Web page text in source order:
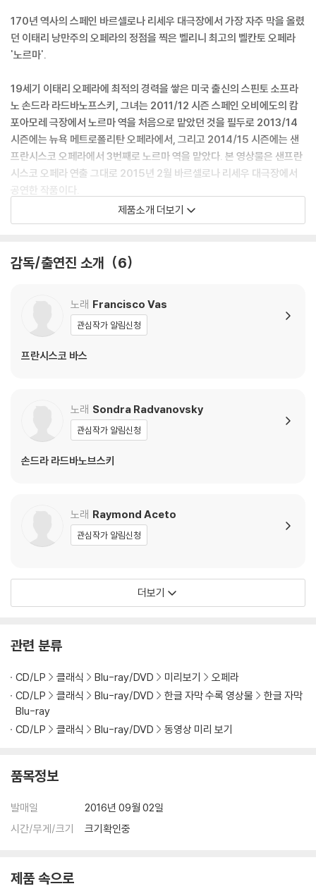
170년 역사의 스페인 바르셀로나 리세우 대극장에서 가장 자주 막을 올렸
던 이태리 낭만주의 오페라의 정점을 찍은 벨리니 최고의 벨칸토 오페라
'노르마'.
19세기 이태리 오페라에 최적의 경력을 쌓은 미국 출신의 스핀토 소프라
노 손드라 라드바노프스키, 그녀는 2011/12 시즌 스페인 오비에도의 캄
포아모레 극장에서 노르마 역을 처음으로 맡았던 것을 필두로 2013/14
시즌에는 뉴욕 메트로폴리탄 오페라에서, 그리고 2014/15 시즌에는 샌
프란시스코 오페라에서 3번째로 노르마 역을 맡았다. 본 영상물은 샌프란
시스코 오페라 연출 그대로 2015년 2월 바르셀로나 리세우 대극장에서
공연한 작품이다.
그래미상 후보에 오르기도 했고 2010년 아이리쉬타임즈의 연출가상을
편 이상을 초연했던 뉴베리의 신선한 시각은, 오페라 노르마가 가지는 대
제사 의식에 더욱 비중을 두고 있다.
이드인들이 로마의 지배에서 벗어나고자 하는 역사적 배경에서 드루이드
대화시키면서 노르마의 아리아 "정결한 여신(Casta Diva)"를 더욱 돋
보이게 하는 장치이다.
손드라 라드바노프스키의 노르마는 오페라사에 가히 전설적인 캐스팅으
DVD/ Blu-ray 구매시 참고 사항 안내드립니다.
※ 4K블루레이, 3D 블루레이 재생 관련 안내
이어를 사용하셔야 합니다. 더불어 플레이어 소프트웨어 최신 버전의 업데
이트, 대용량 케이블 사용이 필수입니다.
1) 제작/배송 과정에서 경미한 아웃케이스 주름, 모서리 눌림 및 갈라짐이
발생할 수 있습니다. 반품을 원하실 경우 미개봉 상태로 문의 부탁드립니
다.
2) 스틸북 케이스 제작 과정에서 기포 혹은 경미한 인쇄 오류가 발생할 수
름 손상에 의한 교환/반품은 불가합니다.
에 의한 교환/반품은 불가합니다.
5) 아웃케이스/구성품/포장 상태 불량에 의한 교환/반품 신청시 불량 확
제품소개 더보기
감독/출연진 소개 6
노래 Francisco Vas
관심작가 알림신청
프란시스코 바스
노래 Sondra Radvanovsky
관심작가 알림신청
손드라 라드바노브스키
노래 Raymond Aceto
관심작가 알림신청
더보기
관련 분류
CD/LP 클래식 Blu-ray/DVD 미리보기
오페라
CD/LP
클래식 Blu-ray/DVD 한글 자막 수록 영상물
한글 자막
Blu-ray
CD/LP
클래식 Blu-ray/DVD 동영상 미리 보기
품목정보
발매일
2016년 09월 02일
시간/무게/크기
크기확인중
제품 속으로